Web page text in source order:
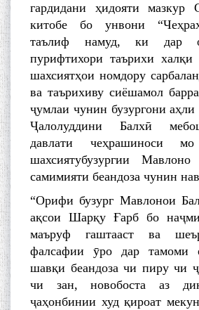
гардидани ҳидояти мазкур
китобе бо унвони
таълиф намуд, ки дар
пурифтихори таърихи халқи
шахсиятҳои номдору
ва таърихиву сиёшамол
ҷумлаи чунин бузургони
Ҷалолуддини Балхӣ
давлати чеҳрашиноси
шахсиятубузургии
самимияти беандоза чунин
“Орифи бузург Мавлонои
ақсои Шарқу Ғарб бо
маъруф гаштааст ва
фалсафии ӯро дар тамоми
шавқи беандоза чи пиру чи
чи зан, новобоста аз
ҷаҳонбинии худ қироат